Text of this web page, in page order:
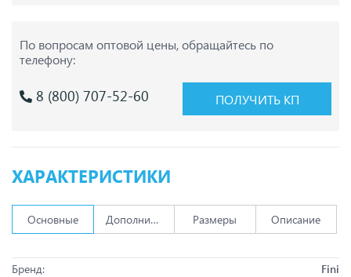
По вопросам оптовой цены,обращайтесь по
телефону:
8 (800) 707-52-60 ПОЛУЧИТЬ КП
ХАРАКТЕРИСТИКИ
Основные Дополнительно Размеры Описание
Бренд:
Fini